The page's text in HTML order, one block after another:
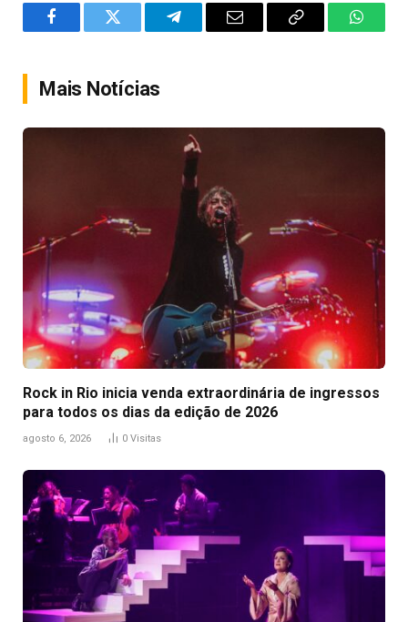
FacebookTwitter TelegramEmail
Copy
Mais Notícias
Rock in Rio inicia venda extraordinária de ingressos
para todos os dias da edição de 2026
agosto 6, 2026 0 Visitas